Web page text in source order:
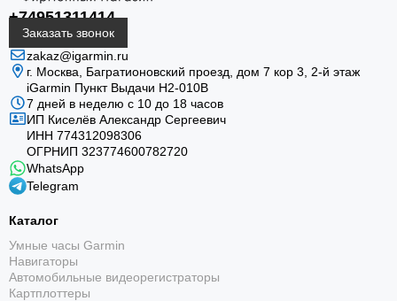
+74951311414
Заказать звонок
zakaz@igarmin.ru
г. Москва, Багратионовский проезд, дом 7 кор 3, 2-й этаж
iGarmin Пункт Выдачи Н2-010В
7 дней в неделю с 10 до 18 часов
ИП Киселёв Александр Сергеевич
ИНН 774312098306
ОГРНИП 323774600782720
WhatsApp
Telegram
Каталог
Умные часы Garmin
Навигаторы
Автомобильные видеорегистраторы
Картплоттеры